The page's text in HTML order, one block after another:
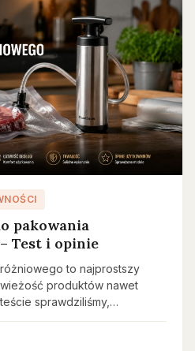
pakowania
Test i opinie
to najprostszy
produktów nawet
sprawdziliśmy,…